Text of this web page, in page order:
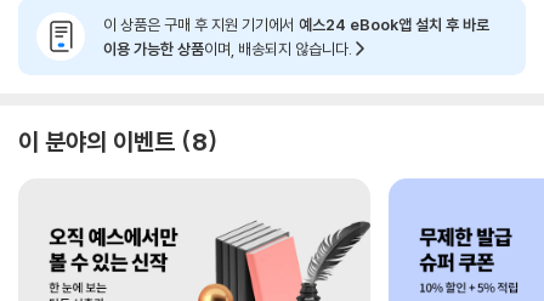
이 상품은 구매 후 지원 기기에서 예스24 eBook앱 설치 후 바로
이용 가능한 상품이며, 배송되지 않습니다.
이 분야의 이벤트 8